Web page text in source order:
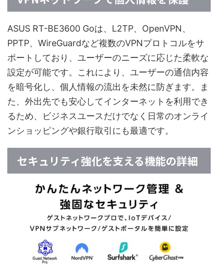
ASUS RT-BE3600 Goは、L2TP、OpenVPN、
PPTP、WireGuardなど複数のVPNプロトコルをサ
ポートしており、ユーザーのニーズに応じた柔軟な
設定が可能です。これにより、ユーザーの通信内容
を暗号化し、個人情報の流出を未然に防ぎます。ま
た、外出先でも安心してインターネットを利用でき
るため、ビジネスユースだけでなく日常のオンライ
ンショッピングや銀行取引にも最適です。
セキュリティ強化を支える機能の詳細